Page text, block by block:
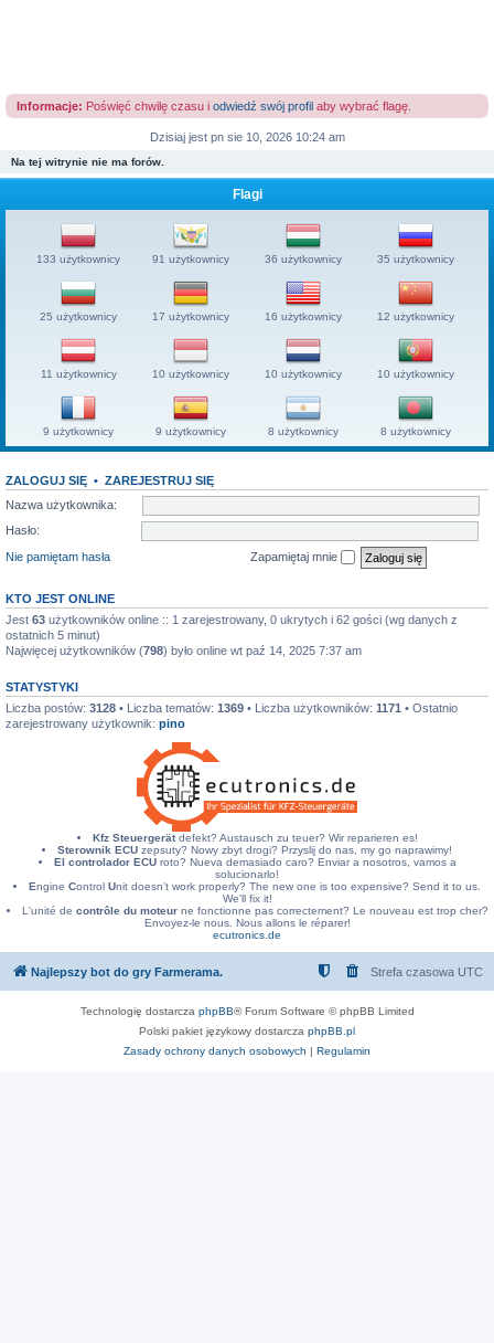
Informacje: Poświęć chwilę czasu i odwiedź swój profil aby wybrać flagę.
Dzisiaj jest pn sie 10, 2026 10:24 am
Na tej witrynie nie ma forów.
Flagi
133 użytkownicy 91 użytkownicy 36 użytkownicy 35 użytkownicy
25 użytkownicy 17 użytkownicy 16 użytkownicy 12 użytkownicy
11 użytkownicy 10 użytkownicy 10 użytkownicy 10 użytkownicy
9 użytkownicy 9 użytkownicy 8 użytkownicy 8 użytkownicy
ZALOGUJ SIĘ • ZAREJESTRUJ SIĘ
Nazwa użytkownika:
Hasło:
Nie pamiętam hasła
Zapamiętaj mnie
KTO JEST ONLINE
Jest 63 użytkowników online :: 1 zarejestrowany, 0 ukrytych i 62 gości (wg danych z
ostatnich 5 minut)
Najwięcej użytkowników (798) było online wt paź 14, 2025 7:37 am
STATYSTYKI
Liczba postów: 3128 • Liczba tematów: 1369 • Liczba użytkowników: 1171 • Ostatnio
zarejestrowany użytkownik: pino
Kfz Steuergerätdefekt? Austausch zu teuer? Wir reparieren es!
Sterownik ECU zepsuty? Nowy zbyt drogi? Przyslij do nas, my go naprawimy!
El controlador ECUroto? Nueva demasiado caro? Enviar a nosotros, vamos a
solucionarlo!
Engine Control Unit doesn't work properly? The new one is too expensive? Send it to us.
We'll fix it!
L'unité de contrôle du moteurne fonctionne pas correctement? Le nouveau est trop cher?
Envoyez-le nous. Nous allons le réparer!
ecutronics.de
Najlepszy bot do gry Farmerama. Strefa czasowa UTC
Technologię dostarcza phpBB® Forum Software © phpBB Limited
Polski pakiet językowy dostarcza phpBB.pl
Zasady ochrony danych osobowych
Regulamin